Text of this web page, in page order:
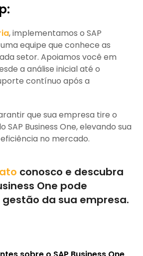
, implementamos o SAP
equipe que conhece as
setor. Apoiamos você em
a análise inicial até o
contínuo após a
que sua empresa tire o
SAP Business One, elevando sua
no mercado.
conosco e descubra
One pode
da sua empresa.